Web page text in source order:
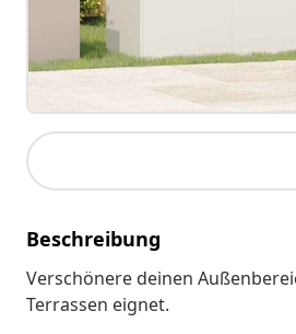
Beschreibung
Verschönere deinen
Terrassen eignet.